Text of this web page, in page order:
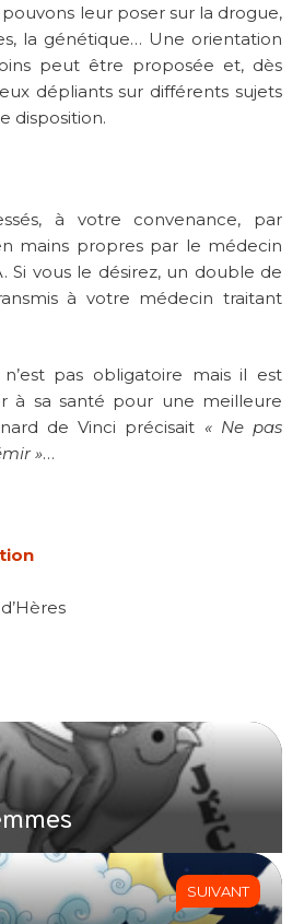
leur poser sur la drogue,
la génétique… Une orientation
peut être proposée et, dès
dépliants sur différents sujets
disposition.
à votre convenance, par
mains propres par le médecin
Si vous le désirez, un double de
à votre médecin traitant
pas obligatoire mais il est
à sa santé pour une meilleure
de Vinci précisait « Ne pas
»…
SUIVANT